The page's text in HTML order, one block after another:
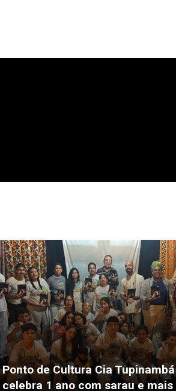
Ponto de Cultura Cia Tupinambá
celebra 1 ano com sarau e mais